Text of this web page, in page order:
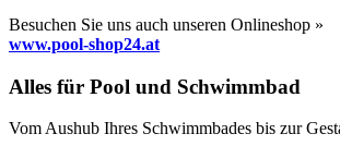
Besuchen Sie uns auch unseren Onlineshop »
www.pool-shop24.at
Alles für Pool und Schwimmbad
Vom Aushub Ihres Schwimmbades bis zur